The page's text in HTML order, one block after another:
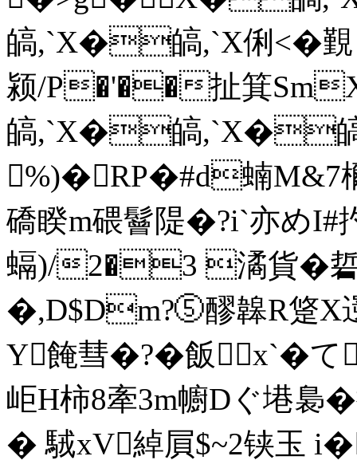
皜,` X�皜,` X俐
颍/P�'��扯箕
皜,` X�皜,` X�
%)� RP�#d蝻M&7
礄睽m碨鬙隄�?i`亦めI#
螎)/2�3 潏貨�硩
�,D$Dm?⑤醪韟R跾X
Y餣彗�?�飯x`�て
岠H柿8牽3m幮Dぐ塂
� 駥xV綽屓$~2铗玉